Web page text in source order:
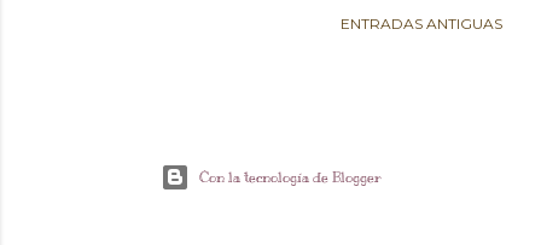
ENTRADAS ANTIGUAS
Con la tecnología de Blogger